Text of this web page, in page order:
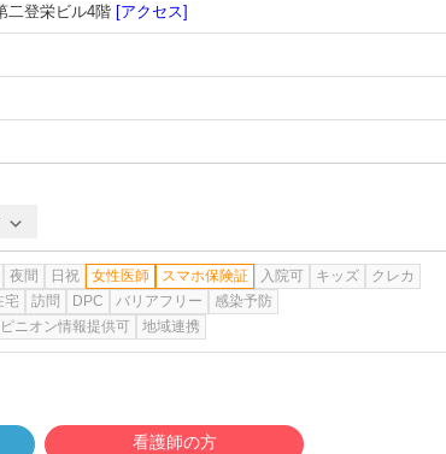
二登栄ビル4階 [アクセス]
夜間 日祝 女性医師 スマホ保険証 入院可 キッズ
クレカ
宅 訪問 DPC バリアフリー
感染予防
ニオン情報提供可 地域連携
看護師の方